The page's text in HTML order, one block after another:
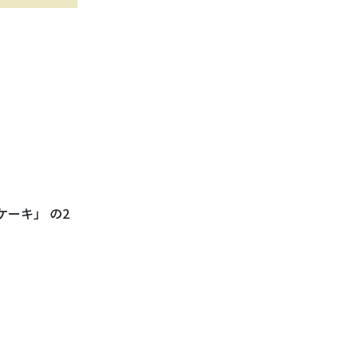
ーキ」 の2